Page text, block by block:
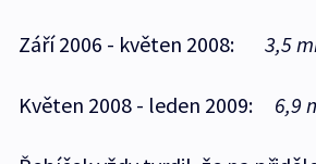
Září 2006 - květen 2008: 3,5
Květen 2008 - leden 2009: 6,9